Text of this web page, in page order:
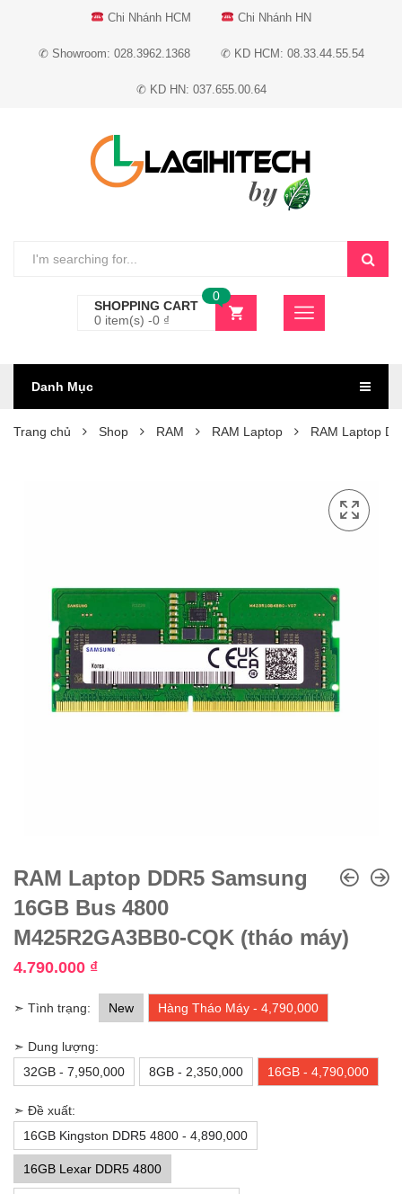
Chi Nhánh HCM Chi Nhánh HN
✆ Showroom: 028.3962.1368 ✆ KD HCM: 08.33.44.55.54
✆ KD HN: 037.655.00.64
SHOPPING CART
0 item(s) -0 ₫
0
Danh Mục
Trang chủ Shop RAM RAM Laptop RAM Laptop
RAM Laptop DDR5 Samsung
16GB Bus 4800
M425R2GA3BB0-CQK (tháo máy)
4.790.000 ₫
➣ Tình trạng: New Hàng Tháo Máy - 4,790,000
➣ Dung lượng:
32GB - 7,950,000
8GB - 2,350,000 16GB - 4,790,000
➣ Đề xuất:
16GB Kingston DDR5 4800 - 4,890,000
16GB Lexar DDR5 4800